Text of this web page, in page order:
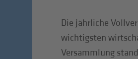
Die jährliche
wichtigsten
Versammlung